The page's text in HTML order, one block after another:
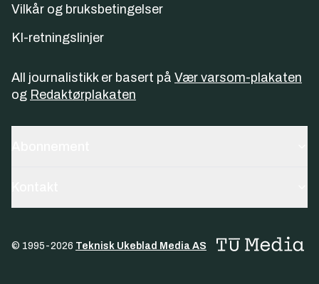
Vilkår og bruksbetingelser
KI-retningslinjer
All journalistikk er basert på Vær varsom-plakaten
og Redaktørplakaten
© 1995-2026 Teknisk Ukeblad Media AS